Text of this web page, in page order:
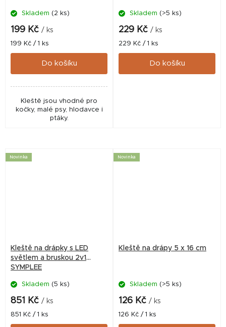
Skladem (2 ks)
199 Kč / ks
Měrná
cena:
199 Kč / 1 ks
Do košíku
Kleště jsou vhodné pro
kočky, malé psy, hlodavce i
ptáky.
Skladem (>5 ks)
229 Kč / ks
Měrná
cena:
229 Kč / 1 ks
Do košíku
Novinka
Kleště na drápky s LED
světlem a bruskou 2v1
SYMPLEE
Skladem (5 ks)
851 Kč / ks
Měrná
cena:
851 Kč / 1 ks
Novinka
Kleště na drápy 5 x 16 cm
Skladem (>5 ks)
126 Kč / ks
Měrná
cena:
126 Kč / 1 ks